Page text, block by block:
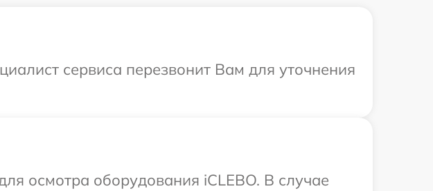
сервиса перезвонит Вам для уточнения
осмотра оборудования iCLEBO. В случае